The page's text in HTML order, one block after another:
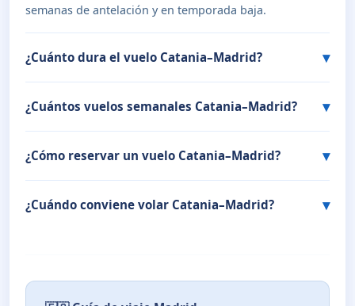
semanas de antelación y en temporada baja.
¿Cuánto dura el vuelo Catania–Madrid?
¿Cuántos vuelos semanales Catania–Madrid?
¿Cómo reservar un vuelo Catania–Madrid?
¿Cuándo conviene volar Catania–Madrid?